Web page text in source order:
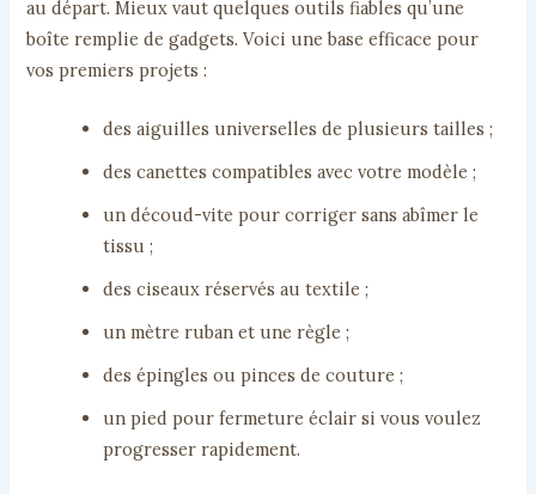
au départ. Mieux vaut quelques outils fiables qu’une
boîte remplie de gadgets. Voici une base efficace pour
vos premiers projets :
des aiguilles universelles de plusieurs tailles ;
des canettes compatibles avec votre modèle ;
un découd-vite pour corriger sans abîmer le
tissu ;
des ciseaux réservés au textile ;
un mètre ruban et une règle ;
des épingles ou pinces de couture ;
un pied pour fermeture éclair si vous voulez
progresser rapidement.